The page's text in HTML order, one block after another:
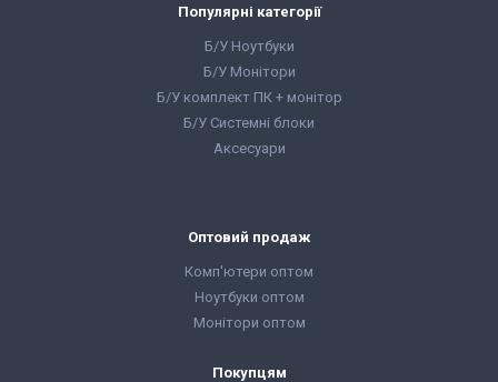
Для навчання
Операційна система:
Windows 11
Комплектація:
Ноутбук, зарядний
пристрій, наклейки на
Вага: 1.5-2кг
Операційна система:
Windows 11
Комплектація:
Ноутбук, зарядний
пристрій, наклейки на
клавіші (або дод.
опціягравіювання
видаткова накладна
Популярні категорії
Б/У Ноутбуки
Б/У Монітори
Б/У комплект ПК + монітор
Б/У Системні блоки
Аксесуари
Оптовий продаж
Комп'ютери оптом
Ноутбуки оптом
Монітори оптом
Покупцям